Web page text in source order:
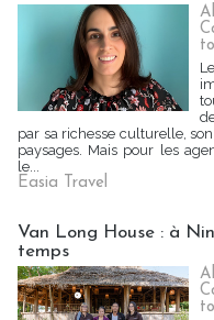
par sa richesse culturelle,
paysages. Mais pour les
le...
Easia Travel
Van Long House : à
temps